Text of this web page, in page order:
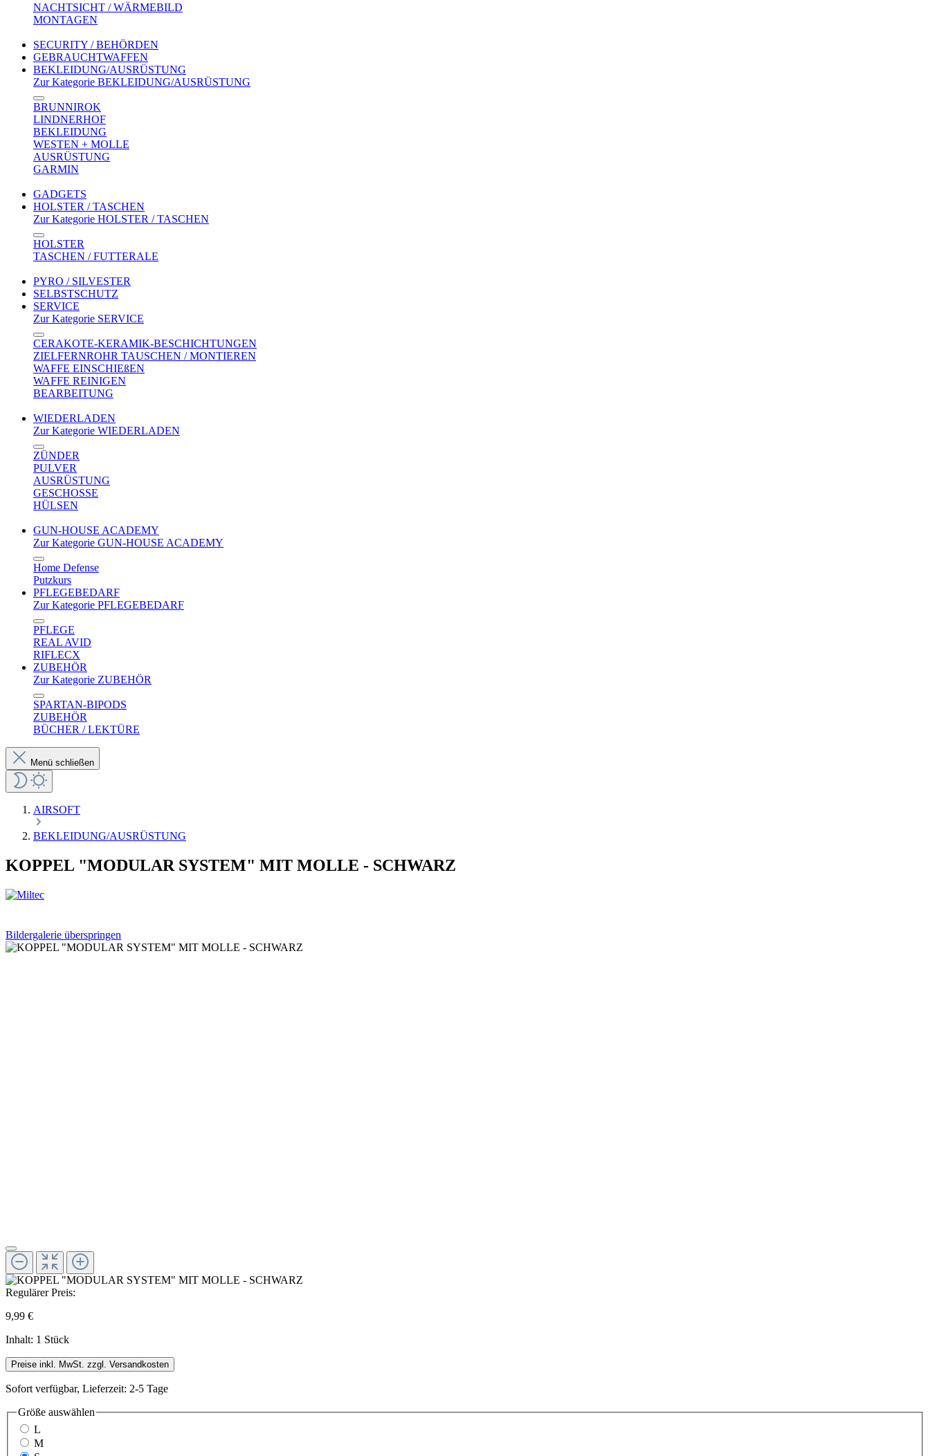
NACHTSICHT / WÄRMEBILD
MONTAGEN
SECURITY / BEHÖRDEN
GEBRAUCHTWAFFEN
BEKLEIDUNG/AUSRÜSTUNG
Zur Kategorie BEKLEIDUNG/AUSRÜSTUNG
BRUNNIROK
LINDNERHOF
BEKLEIDUNG
WESTEN + MOLLE
AUSRÜSTUNG
GARMIN
GADGETS
HOLSTER / TASCHEN
Zur Kategorie HOLSTER / TASCHEN
HOLSTER
TASCHEN / FUTTERALE
PYRO / SILVESTER
SELBSTSCHUTZ
SERVICE
Zur Kategorie SERVICE
CERAKOTE-KERAMIK-BESCHICHTUNGEN
ZIELFERNROHR TAUSCHEN / MONTIEREN
WAFFE EINSCHIEßEN
WAFFE REINIGEN
BEARBEITUNG
WIEDERLADEN
Zur Kategorie WIEDERLADEN
ZÜNDER
PULVER
AUSRÜSTUNG
GESCHOSSE
HÜLSEN
GUN-HOUSE ACADEMY
Zur Kategorie GUN-HOUSE ACADEMY
Home Defense
Putzkurs
PFLEGEBEDARF
Zur Kategorie PFLEGEBEDARF
PFLEGE
REAL AVID
RIFLECX
ZUBEHÖR
Zur Kategorie ZUBEHÖR
SPARTAN-BIPODS
ZUBEHÖR
BÜCHER / LEKTÜRE
Menü schließen
AIRSOFT
BEKLEIDUNG/AUSRÜSTUNG
KOPPEL "MODULAR SYSTEM" MIT MOLLE - SCHWARZ
Bildergalerie überspringen
Regulärer Preis:
9,99 €
Inhalt: 1 Stück
Preise inkl. MwSt. zzgl. Versandkosten
Sofort verfügbar, Lieferzeit: 2-5 Tage
Größe auswählen
L
M